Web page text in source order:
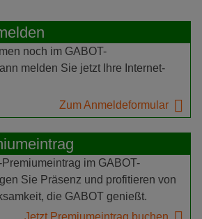
noch im GABOT-
melden Sie jetzt Ihre Internet-
Zum Anmeldeformular
im GABOT-
Sie Präsenz und profitieren von
die GABOT genießt.